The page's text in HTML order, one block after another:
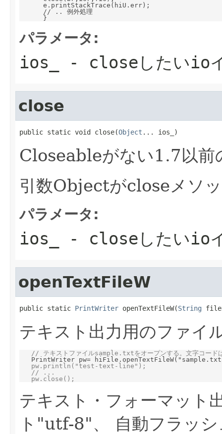
      e.printStackTrace(hiU.err);
      // .. 例外処理
パラメータ:
ios_ - closeしたいio
close
public static void close(Object ... ios_)
Closeableがない1.7以前
引数Objectがcloseメソ
パラメータ:
ios_ - closeしたいio
openTextFileW
public static PrintWriter openTextFileW(String
テキスト出力用のファイ
// テキストファイルsample.txtをオープンする。文字コー
PrintWriter pw=
pw.println("test-text-line");
   // ...
   pw.close();
テキスト・フォーマット
ト"utf-8"、 自動フラッ